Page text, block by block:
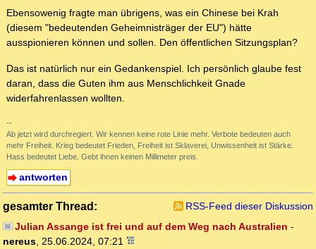
Ebensowenig fragte man übrigens, was ein Chinese bei Krah
(diesem "bedeutenden Geheimnisträger der EU") hätte
ausspionieren können und sollen. Den öffentlichen Sitzungsplan?
Das ist natürlich nur ein Gedankenspiel. Ich persönlich glaube fest
daran, dass die Guten ihm aus Menschlichkeit Gnade
widerfahrenlassen wollten.
--
Ab jetzt wird durchregiert. Wir kennen keine rote Linie mehr. Verbote bedeuten auch
mehr Freiheit. Krieg bedeutet Frieden, Freiheit ist Sklaverei, Unwissenheit ist Stärke.
Hass bedeutet Liebe. Gebt ihnen keinen Millimeter preis.
antworten
gesamter Thread:
RSS-Feed dieser Diskussion
Julian Assange ist frei und auf dem Weg nach Australien -
nereus, 25.06.2024, 07:21